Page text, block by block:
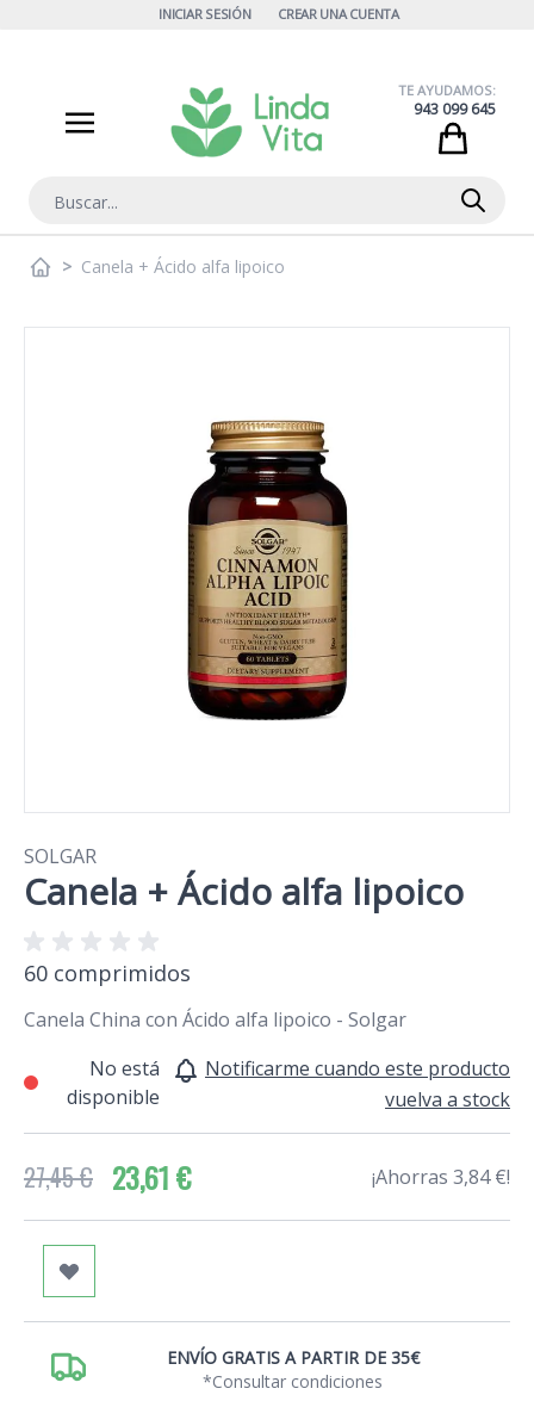
INICIAR SESIÓN CREAR UNA CUENTA
Buscar
TE AYUDAMOS:
943 099 645
> Canela + Ácido alfa lipoico
SOLGAR
Canela + Ácido alfa lipoico
60 comprimidos
Canela China con Ácido alfa lipoico - Solgar
No está
disponible
Notificarme cuando este producto
vuelva a stock
27,45 € 23,61 € ¡Ahorras 3,84 €!
ENVÍO GRATIS A PARTIR DE 35€
*Consultar condiciones